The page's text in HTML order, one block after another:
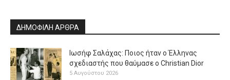
ΔΗΜΟΦΙΛΗ ΑΡΘΡΑ
Ιωσήφ Σαλάχας: Ποιος ήταν ο Έλληνας
σχεδιαστής που θαύμασε ο Christian Dior
5 Αυγούστου 2026